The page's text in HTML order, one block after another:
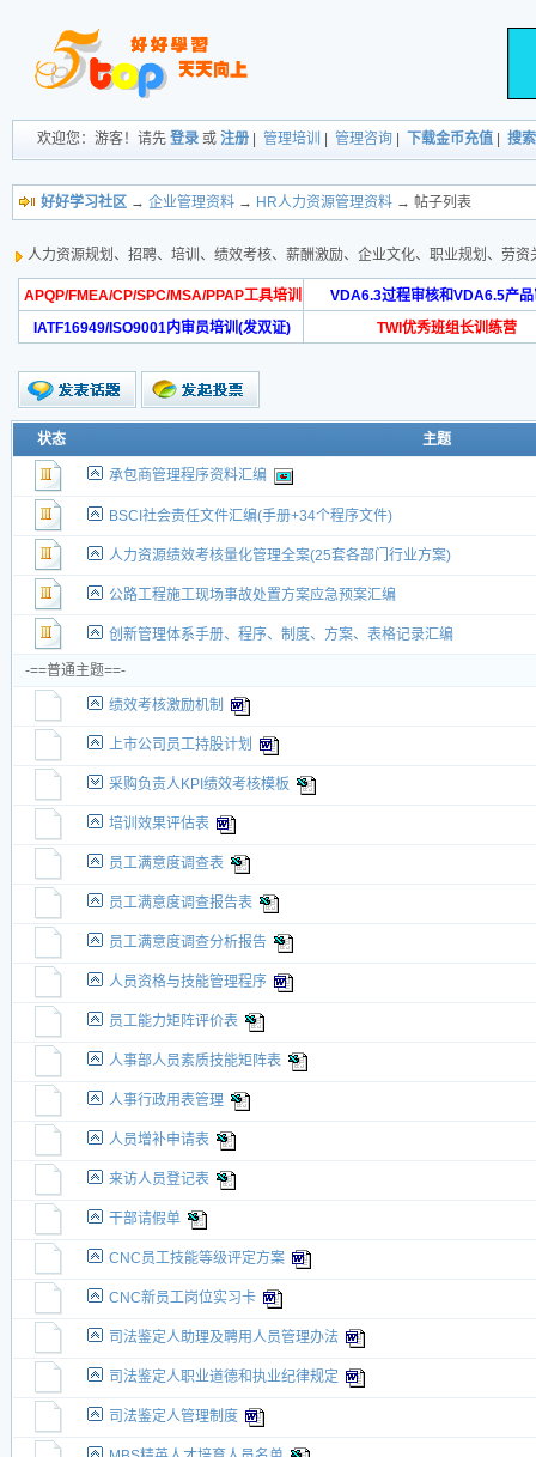
欢迎您：游客！请先 登录 或 注册 管理培训 管理咨询 下载金币充值 搜索
好好学习社区 → 企业管理资料 → HR人力资源管理资料 → 帖子列表
人力资源规划、招聘、培训、绩效考核、薪酬激励、企业文化、职业规划、劳
APQP/FMEA/CP/SPC/MSA/PPAP工具培训
VDA6.3过程审核和VDA6.5产品
IATF16949/ISO9001内审员培训(发双证)
TWI优秀班组长训练营
状态 主题
承包商管理程序资料汇编
BSCI社会责任文件汇编(手册+34个程序文件)
人力资源绩效考核量化管理全案(25套各部门行业方案)
公路工程施工现场事故处置方案应急预案汇编
创新管理体系手册、程序、制度、方案、表格记录汇编
-==普通主题==-
绩效考核激励机制
上市公司员工持股计划
采购负责人KPI绩效考核模板
培训效果评估表
员工满意度调查表
员工满意度调查报告表
员工满意度调查分析报告
人员资格与技能管理程序
员工能力矩阵评价表
人事部人员素质技能矩阵表
人事行政用表管理
人员增补申请表
来访人员登记表
干部请假单
CNC员工技能等级评定方案
CNC新员工岗位实习卡
司法鉴定人助理及聘用人员管理办法
司法鉴定人职业道德和执业纪律规定
司法鉴定人管理制度